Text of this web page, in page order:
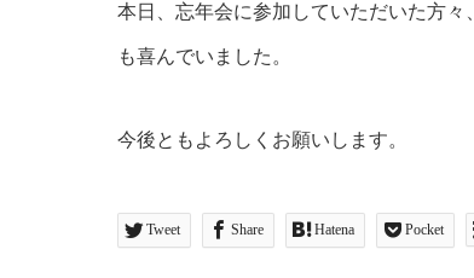
本日、忘年会に参加していただいた方
も喜んでいました。
今後ともよろしくお願いします。
Tweet Share Hatena Pocket